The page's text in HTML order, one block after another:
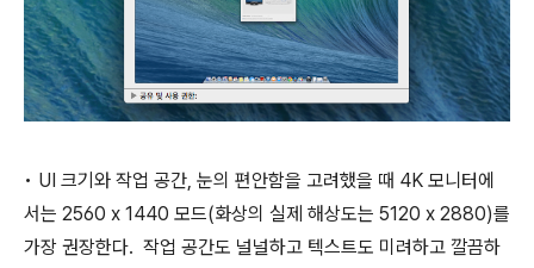
• UI 크기와 작업 공간, 눈의 편안함을 고려했을 때 4K 모니터에
서는 2560 x 1440 모드(화상의 실제 해상도는 5120 x 2880)를
가장 권장한다. 작업 공간도 널널하고 텍스트도 미려하고 깔끔하